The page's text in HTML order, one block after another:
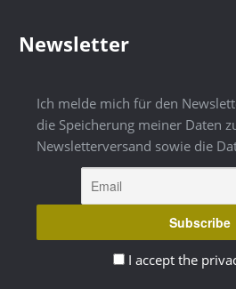
Newsletter
Ich melde mich für den
die Speicherung meiner Daten
Newsletterversand sowie die
I accept the